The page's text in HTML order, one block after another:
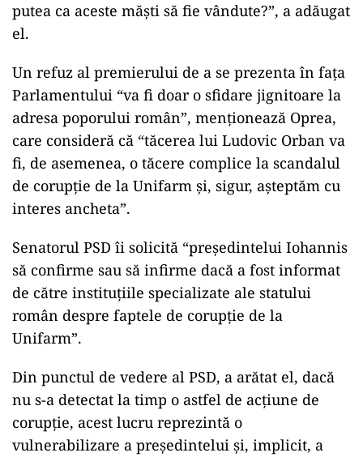
putea ca aceste măşti să fie vândute?”, a adăugat
el.
Un refuz al premierului de a se prezenta în faţa
Parlamentului “va fi doar o sfidare jignitoare la
adresa poporului român”, menţionează Oprea,
care consideră că “tăcerea lui Ludovic Orban va
fi, de asemenea, o tăcere complice la scandalul
de corupţie de la Unifarm şi, sigur, aşteptăm cu
interes ancheta”.
Senatorul PSD îi solicită “preşedintelui Iohannis
să confirme sau să infirme dacă a fost informat
de către instituţiile specializate ale statului
român despre faptele de corupţie de la
Unifarm”.
Din punctul de vedere al PSD, a arătat el, dacă
nu s-a detectat la timp o astfel de acţiune de
corupţie, acest lucru reprezintă o
vulnerabilizare a preşedintelui şi, implicit, a